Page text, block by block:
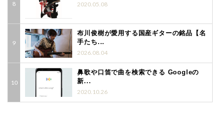
2020.05.08
布川俊樹が愛用する国産ギターの銘品【名
手たち...
2026.08.04
鼻歌や口笛で曲を検索できる Googleの
新...
2020.10.26